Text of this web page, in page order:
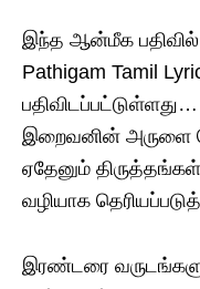
இந்த ஆன்மீக பதிவில்
Pathigam Tamil
இறைவனின் அருளை
ஏதேனும்
வழியாக
இரண்டரை